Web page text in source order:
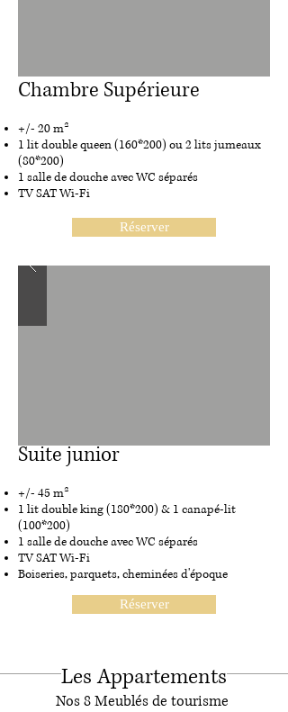
Chambre Supérieure
+/- 20 m²
1 lit double queen (160*200) ou 2 lits jumeaux
(80*200)
1 salle de douche avec WC séparés
TV SAT Wi-Fi
Réserver
Suite junior
+/- 45 m²
1 lit double king (180*200) & 1 canapé-lit
(100*200)
1 salle de douche avec WC séparés
TV SAT Wi-Fi
Boiseries, parquets, cheminées d'époque
Réserver
Les Appartements
Nos 8 Meublés de tourisme